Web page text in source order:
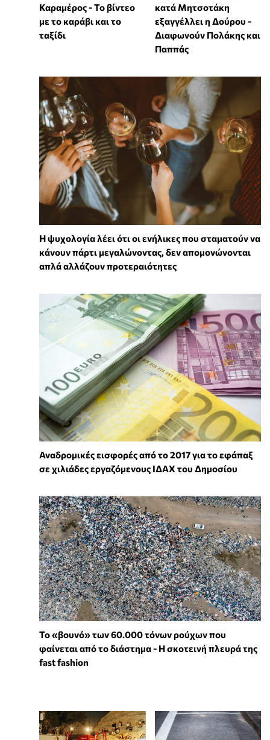
Καραμέρος - Το βίντεο
με το καράβι και το
ταξίδι
κατά Μητσοτάκη
εξαγγέλλει η Δούρου -
Διαφωνούν Πολάκης και
Παππάς
Η ψυχολογία λέει ότι οι ενήλικες που σταματούν να
κάνουν πάρτι μεγαλώνοντας, δεν απομονώνονται
απλά αλλάζουν προτεραιότητες
Αναδρομικές εισφορές από το 2017 για το εφάπαξ
σε χιλιάδες εργαζόμενους ΙΔΑΧ του Δημοσίου
Το «βουνό» των 60.000 τόνων ρούχων που
φαίνεται από το διάστημα - Η σκοτεινή πλευρά της
fast fashion